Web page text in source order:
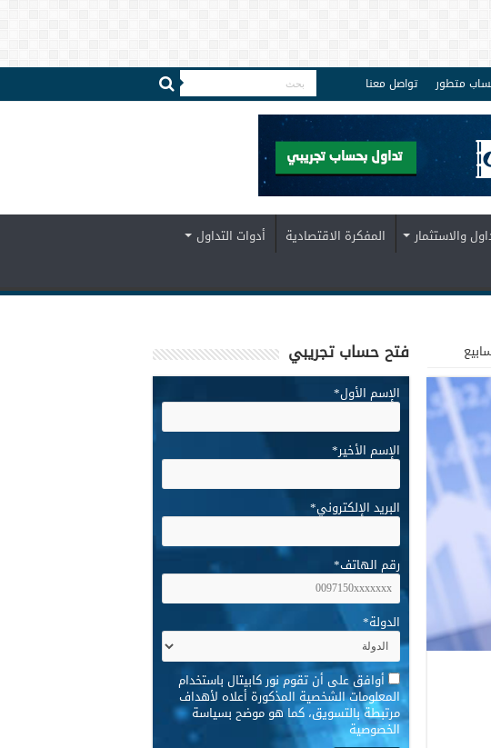
متطور تواصل معنا
والاستثمار المفكرة الاقتصادية
أدوات التداول
فتح حساب تجريبي
الإسم الأول*
الإسم الأخير*
البريد الإلكتروني*
رقم الهاتف*
الدولة*
* أوافق على أن تقوم نور كابيتال باستخدام
المعلومات الشخصية المذكورة أعلاه لأهداف
مرتبطة بالتسويق، كما هو موضح بسياسة
الخصوصية